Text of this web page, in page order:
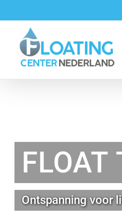
naar
inhoud
FLOAT
Ontspanning voor